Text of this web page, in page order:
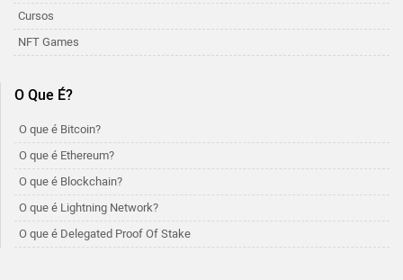
Cursos
NFT Games
O Que É?
O que é Bitcoin?
O que é Ethereum?
O que é Blockchain?
O que é Lightning Network?
O que é Delegated Proof Of Stake